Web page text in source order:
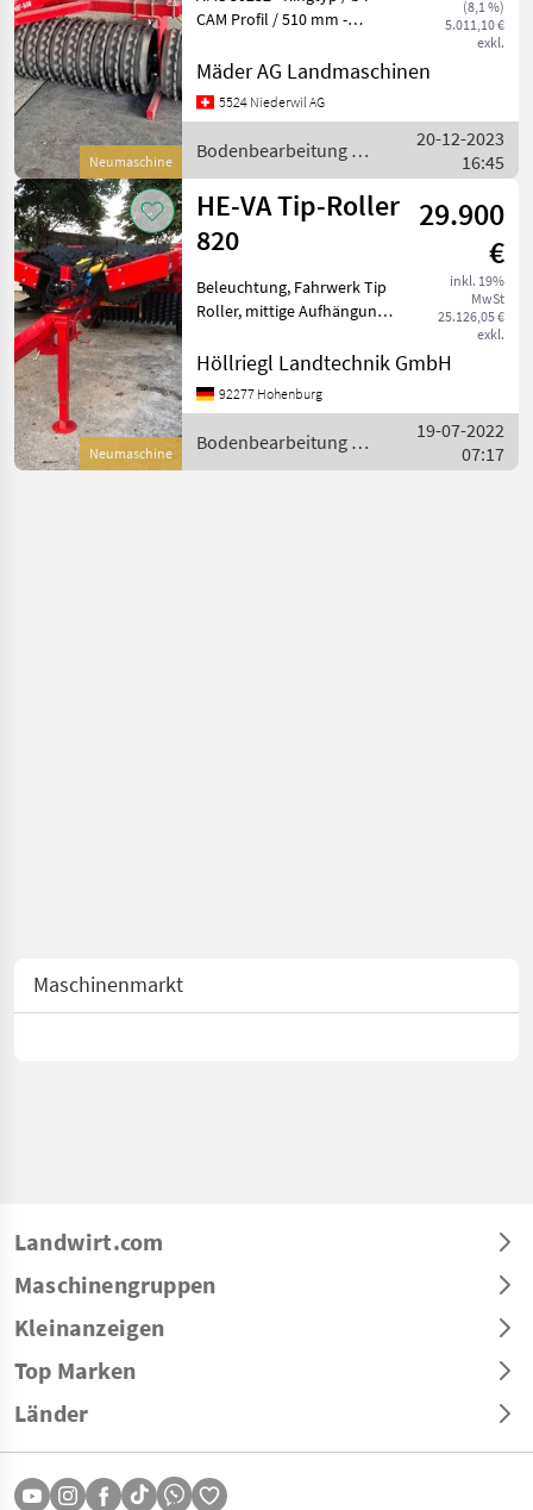
Neumaschine
(8,1 %)
5.011,10 €
exkl.
CAM Profil / 510 mm -
Tech.Daten : Front- und
kg - Farbe : rot - Zubeh
Mäder AG Landmaschinen
5524 Niederwil AG
Bodenbearbeitung /
Heva
20-12-2023
16:45
Neumaschine
HE-VA Tip-Roller
820
29.900
€
inkl. 19%
MwSt
25.126,05 €
exkl.
Beleuchtung, Fahrwerk Tip
Roller, mittige Aufhängung,
400/60 x 15, 5
Mustergutachten für 40
km/h, Druckluft, LED
Bodenbearbeitun
Höllriegl Landtechnik GmbH
92277 Hohenburg
Bodenbearbeitung /
Heva
19-07-2022
07:17
Maschinenmarkt
Landwirt.com
Maschinengruppen
Kleinanzeigen
Top Marken
Länder